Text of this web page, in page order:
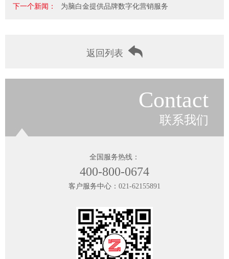
下一个新闻： 为脑白金提供品牌数字化营销服务
返回列表
Contact
联系我们
全国服务热线：
400-800-0674
客户服务中心： 021-62155891